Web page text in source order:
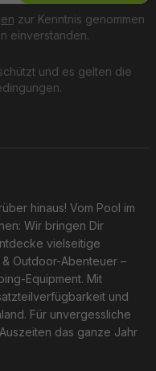
und verfügen
für bis zu 4
Mega-Badeinsel mit
Riesen
Mit integrierten
zum persönlichen
und es gelten die
.
zur Kenntnis genommen
einverstanden.
hinaus! Vom Pool im
Wir bringen Dir
vielseitige
Outdoor-Abenteuer –
Equipment. Mit
und
Für unvergessliche
das ganze Jahr